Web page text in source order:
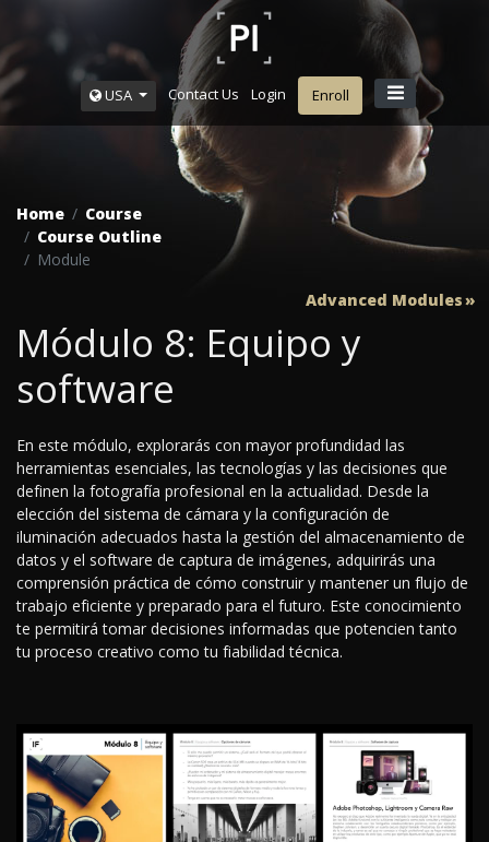
USA Contact Us Login Enroll
Home
Course
Course Outline
Module
Advanced Modules
Módulo 8: Equipo y
software
En este módulo, explorarás con mayor profundidad las
herramientas esenciales, las tecnologías y las decisiones que
definen la fotografía profesional en la actualidad. Desde la
elección del sistema de cámara y la configuración de
iluminación adecuados hasta la gestión del almacenamiento de
datos y el software de captura de imágenes, adquirirás una
comprensión práctica de cómo construir y mantener un flujo de
trabajo eficiente y preparado para el futuro. Este conocimiento
te permitirá tomar decisiones informadas que potencien tanto
tu proceso creativo como tu fiabilidad técnica.